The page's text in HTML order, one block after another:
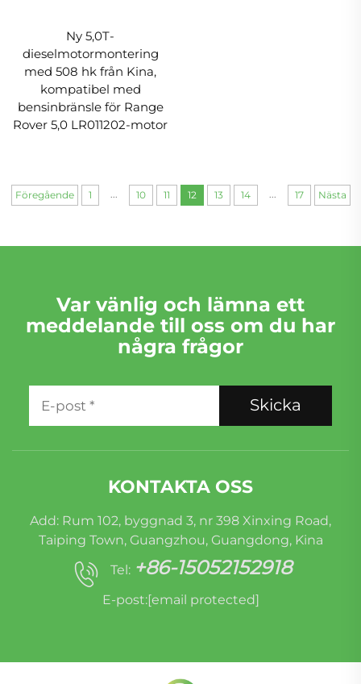
Ny 5,0T-
dieselmotormontering
med 508 hk från Kina,
kompatibel med
bensinbränsle för Range
Rover 5,0 LR011202-motor
Föregående 1 10 11 12 13 14 17 Nästa
Var vänlig och lämna ett
meddelande till oss om du har
några frågor
Skicka
KONTAKTA OSS
Add: Rum 102, byggnad 3, nr 398 Xinxing Road,
Taiping Town, Guangzhou, Guangdong, Kina
Tel: +86-15052152918
E-post:[email protected]